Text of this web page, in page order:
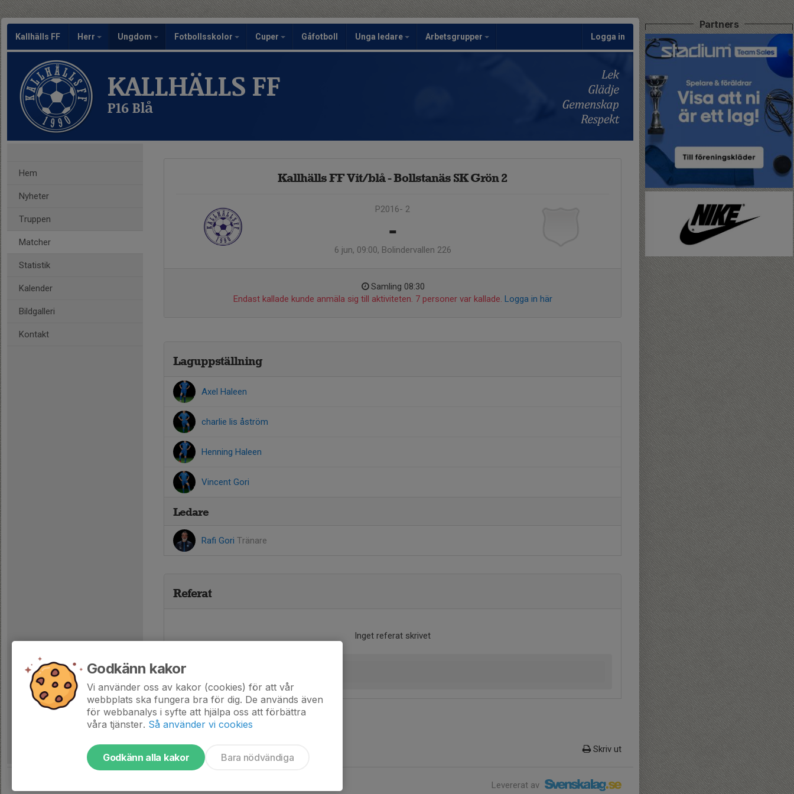
Kallhälls FF Herr Ungdom Fotbollsskolor Cuper Gåfotboll Unga ledare Arbetsgrupper Logga in
KALLHÄLLS FF
P16 Blå
Hem
Nyheter
Truppen
Matcher
Statistik
Kalender
Bildgalleri
Kontakt
Kallhälls FF Vit/blå - Bollstanäs SK Grön 2
P2016- 2
-
6 jun, 09:00, Bolindervallen 226
Samling 08:30
Endast kallade kunde anmäla sig till aktiviteten. 7 personer var kallade. Logga in här
Laguppställning
Axel Haleen
charlie lis åström
Henning Haleen
Vincent Gori
Ledare
Rafi Gori Tränare
Referat
Inget referat skrivet
Skriv ut
Levererat av
Partners
Godkänn kakor
Vi använder oss av kakor (cookies) för att vår
webbplats ska fungera bra för dig. De används även
för webbanalys i syfte att hjälpa oss att förbättra
våra tjänster. Så använder vi cookies
Godkänn alla kakor Bara nödvändiga